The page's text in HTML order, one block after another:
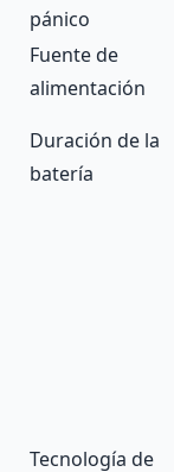
pánico
Fuente de
alimentación
Duración de la
batería
Tecnología de